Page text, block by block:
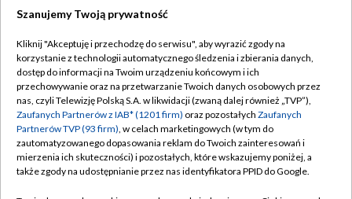
TVP
Abonament TVP
Emisja w TVP
Centrum informacji TVP
Naziemna Telewizja Cyfrowa
Regulamin TVP
Polityka prywatności
Moje zgody
Pomoc
Szanujemy Twoją prywatność
Kliknij "Akceptuję i przechodzę do serwisu", aby wyrazić zgody na
korzystanie z technologii automatycznego śledzenia i zbierania danych,
dostęp do informacji na Twoim urządzeniu końcowym i ich
przechowywanie oraz na przetwarzanie Twoich danych osobowych przez
nas, czyli Telewizję Polską S.A. w likwidacji (zwaną dalej również „TVP”),
Zaufanych Partnerów z IAB* (1201 firm) oraz pozostałych Zaufanych
Partnerów TVP (93 firm), w celach marketingowych (w tym do
zautomatyzowanego dopasowania reklam do Twoich zainteresowań i
mierzenia ich skuteczności) i pozostałych, które wskazujemy poniżej, a
także zgody na udostępnianie przez nas identyfikatora PPID do Google.